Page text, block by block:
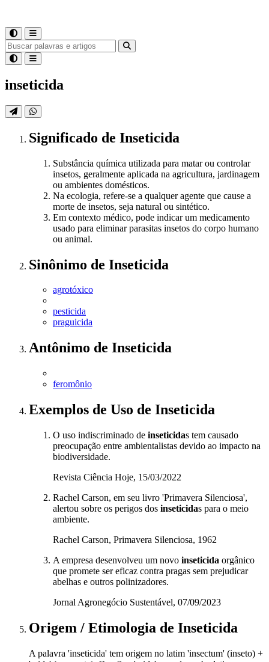
inseticida
Significado de Inseticida
Substância química utilizada para matar ou controlar
insetos, geralmente aplicada na agricultura, jardinagem
ou ambientes domésticos.
Na ecologia, refere-se a qualquer agente que cause a
morte de insetos, seja natural ou sintético.
Em contexto médico, pode indicar um medicamento
usado para eliminar parasitas insetos do corpo humano
ou animal.
Sinônimo de Inseticida
agrotóxico
pesticida
praguicida
Antônimo de Inseticida
feromônio
Exemplos de Uso de Inseticida
O uso indiscriminado de inseticidas tem causado
preocupação entre ambientalistas devido ao impacto na
biodiversidade.
Revista Ciência Hoje, 15/03/2022
Rachel Carson, em seu livro 'Primavera Silenciosa',
alertou sobre os perigos dos inseticidas para o meio
ambiente.
Rachel Carson, Primavera Silenciosa, 1962
A empresa desenvolveu um novo inseticida orgânico
que promete ser eficaz contra pragas sem prejudicar
abelhas e outros polinizadores.
Jornal Agronegócio Sustentável, 07/09/2023
Origem / Etimologia de Inseticida
A palavra 'inseticida' tem origem no latim 'insectum' (inseto) +